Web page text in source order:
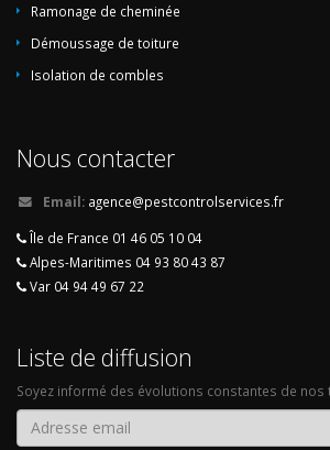
Ramonage de cheminée
Démoussage de toiture
Isolation de combles
Nous contacter
Email: agence@pestcontrolservices.fr
Île de France 01 46 05 10 04
Alpes-Maritimes 04 93 80 43 87
Var 04 94 49 67 22
Liste de diffusion
Soyez informé des évolutions constantes de nos